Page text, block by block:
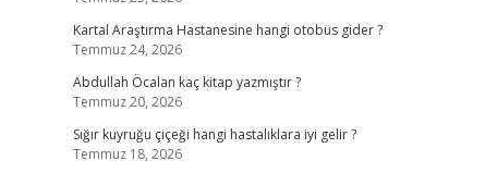
Kartal Araştırma Hastanesine hangi otobüs gider ?
Temmuz 24, 2026
Abdullah Öcalan kaç kitap yazmıştır ?
Temmuz 20, 2026
Sığır kuyruğu çiçeği hangi hastalıklara iyi gelir ?
Temmuz 18, 2026